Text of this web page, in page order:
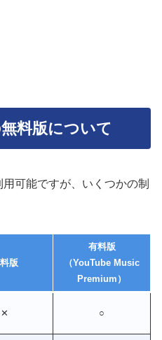
料版について
可能ですが、いくつかの制
版
有料版
（YouTube Music
Premium）
✕ ○